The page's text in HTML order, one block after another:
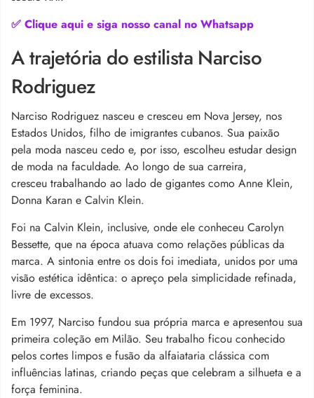
✅ Clique aqui e siga nosso canal no Whatsapp
A trajetória do estilista Narciso
Rodriguez
Narciso Rodriguez nasceu e cresceu em Nova Jersey, nos
Estados Unidos, filho de imigrantes cubanos. Sua paixão
pela moda nasceu cedo e, por isso, escolheu estudar design
de moda na faculdade. Ao longo de sua carreira,
cresceu trabalhando ao lado de gigantes como Anne Klein,
Donna Karan e Calvin Klein.
Foi na Calvin Klein, inclusive, onde ele conheceu Carolyn
Bessette, que na época atuava como relações públicas da
marca. A sintonia entre os dois foi imediata, unidos por uma
visão estética idêntica: o apreço pela simplicidade refinada,
livre de excessos.
Em 1997, Narciso fundou sua própria marca e apresentou sua
primeira coleção em Milão. Seu trabalho ficou conhecido
pelos cortes limpos e fusão da alfaiataria clássica com
influências latinas, criando peças que celebram a silhueta e a
força feminina.